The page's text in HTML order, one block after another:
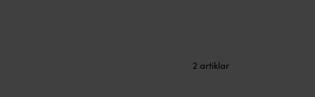
2 artiklar